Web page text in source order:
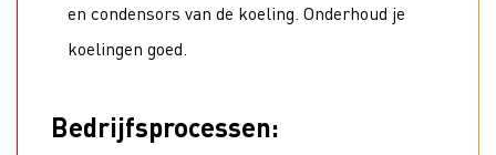
en condensors van de koeling. Onderhoud je
koelingen goed.
Bedrijfsprocessen: